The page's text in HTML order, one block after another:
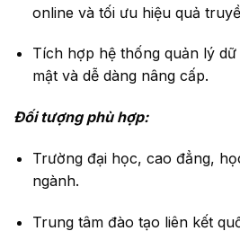
online và tối ưu hiệu quả
Tích hợp hệ thống quản lý
mật và dễ dàng nâng cấp.
Đối tượng phù hợp:
Trường đại học, cao đẳng,
ngành.
Trung tâm đào tạo liên kết